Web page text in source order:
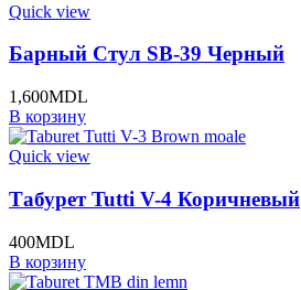
Quick view
Барный Стул SB-39 Черный
1,600MDL
В корзину
Quick view
Табурет Tutti V-4 Коричневый
400MDL
В корзину